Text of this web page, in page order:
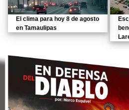
El clima para hoy 8 de agosto
en Tamaulipas